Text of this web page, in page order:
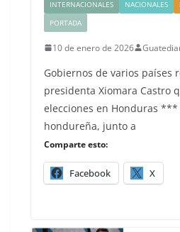
INTERNACIONALES NACIONALES
PORTADA
10 de enero de 2026
Gobiernos de varios países
presidenta Xiomara Castro
elecciones en Honduras ***
hondureña, junto a
Comparte esto:
Facebook X